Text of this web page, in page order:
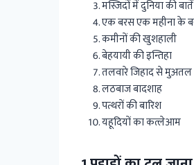
मस्जिदों में दुनिया की बातें
एक बरस एक महीना के
कमीनों की खुशहाली
बेहयायी की इन्तिहा
तलवारे जिहाद से मुअतल
लठबाज बादशाह
पत्थरों की बारिश
यहूदियों का कत्लेआम